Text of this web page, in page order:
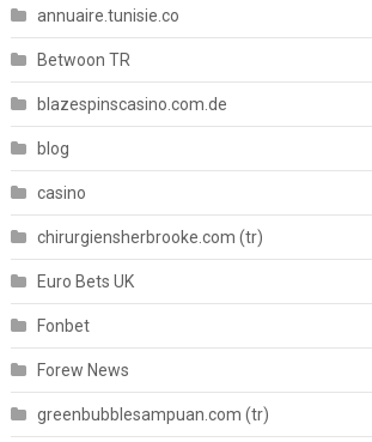
annuaire.tunisie.co
Betwoon TR
blazespinscasino.com.de
blog
casino
chirurgiensherbrooke.com (tr)
Euro Bets UK
Fonbet
Forew News
greenbubblesampuan.com (tr)